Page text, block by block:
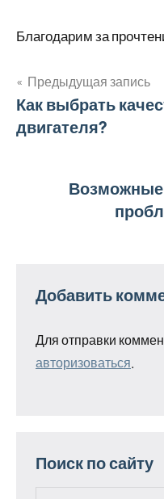
Благодарим за
Навигация
по
Предыдущая запись
Как выбрать
двигателя?
Возможные
Добавить
Для отправки
авторизоваться
Поиск по сайту